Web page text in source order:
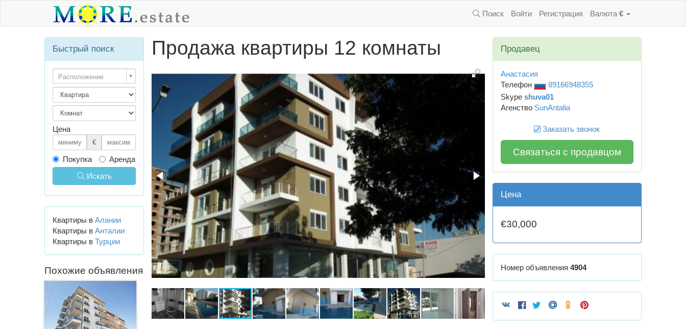
Поиск Войти Регистрация Валюта €
Продажа квартиры 12 комнаты Продавец
Анастасия
Телефон
89166948355
Skype shuva01
Агенство SunAntalia
Заказать звонок
Связаться с продавцом
Цена
€30,000
Номер объявления 4904
Быстрый поиск
Расположение
Цена
€
Покупка
Аренда
Искать
Квартиры в Алании
Квартиры в Анталии
Квартиры в Турции
Похожие объявления